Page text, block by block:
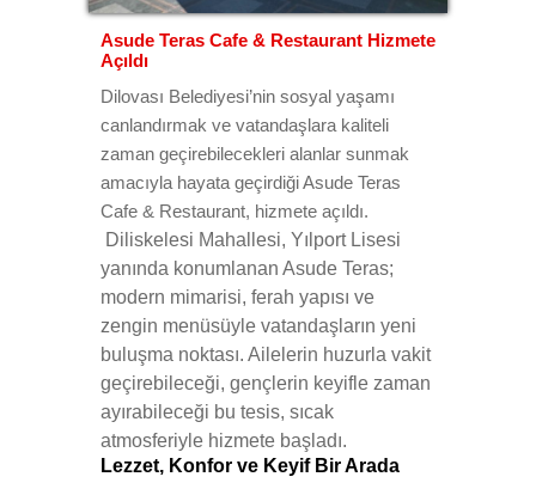
Asude Teras Cafe & Restaurant Hizmete
Açıldı
Dilovası Belediyesi’nin sosyal yaşamı
canlandırmak ve vatandaşlara kaliteli
zaman geçirebilecekleri alanlar sunmak
amacıyla hayata geçirdiği Asude Teras
Cafe & Restaurant, hizmete açıldı.
Diliskelesi Mahallesi, Yılport Lisesi
yanında konumlanan Asude Teras;
modern mimarisi, ferah yapısı ve
zengin menüsüyle vatandaşların yeni
buluşma noktası. Ailelerin huzurla vakit
geçirebileceği, gençlerin keyifle zaman
ayırabileceği bu tesis, sıcak
atmosferiyle hizmete başladı.
Lezzet, Konfor ve Keyif Bir Arada